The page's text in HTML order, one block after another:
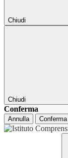
Chiudi
Chiudi
Conferma
Annulla Conferma